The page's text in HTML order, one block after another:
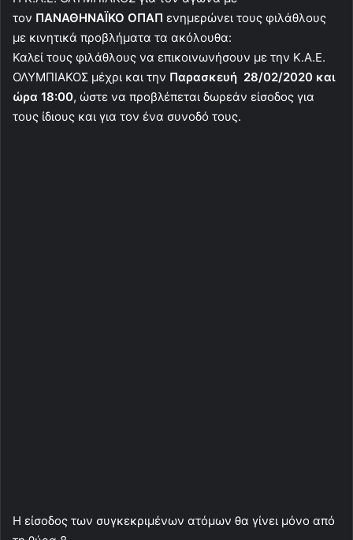
τον ΠΑΝΑΘΗΝΑΪΚΟ ΟΠΑΠ ενημερώνει τους φιλάθλους
με κινητικά προβλήματα τα ακόλουθα:
Καλεί τους φιλάθλους να επικοινωνήσουν με την Κ.Α.Ε.
ΟΛΥΜΠΙΑΚΟΣ μέχρι και την Παρασκευή 28/02/2020 και
ώρα 18:00, ώστε να προβλέπεται δωρεάν είσοδος για
τους ίδιους και για τον ένα συνοδό τους.
Η είσοδος των συγκεκριμένων ατόμων θα γίνει μόνο από